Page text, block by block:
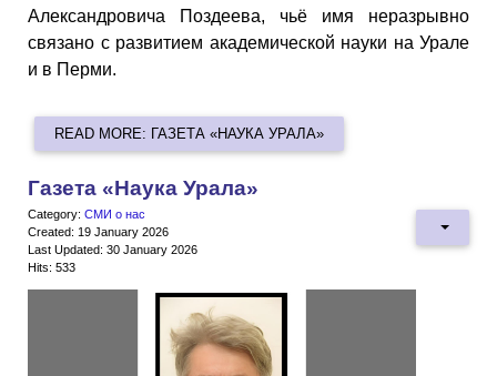
Александровича Поздеева, чьё имя неразрывно
связано с развитием академической науки на Урале
и в Перми.
READ MORE: ГАЗЕТА «НАУКА УРАЛА»
Газета «Наука Урала»
Category: СМИ о нас
Created: 19 January 2026
Last Updated: 30 January 2026
Hits: 533